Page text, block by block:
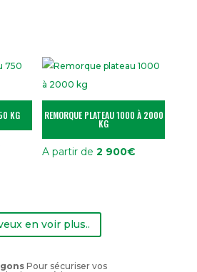
KG REMORQUE PLATEAU 1000 À 2000
KG
A partir de 2 900€
en voir plus..
Pour sécuriser vos